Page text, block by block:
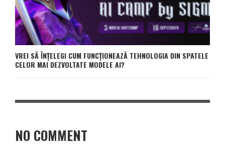
VREI SĂ ÎNȚELEGI CUM FUNCȚIONEAZĂ TEHNOLOGIA DIN SPATELE
CELOR MAI DEZVOLTATE MODELE AI?
NO COMMENT